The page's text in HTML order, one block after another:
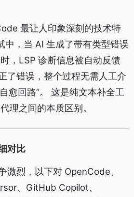
最让人印象深刻的技术特
中，当 AI 生成了带有类型错误
，LSP 诊断信息被自动反馈
了错误，整个过程无需人工介
愈回路”。 这是纯文本补全工
理之间的本质区别。
对比
激烈，以下对 OpenCode、
、GitHub Copilot、